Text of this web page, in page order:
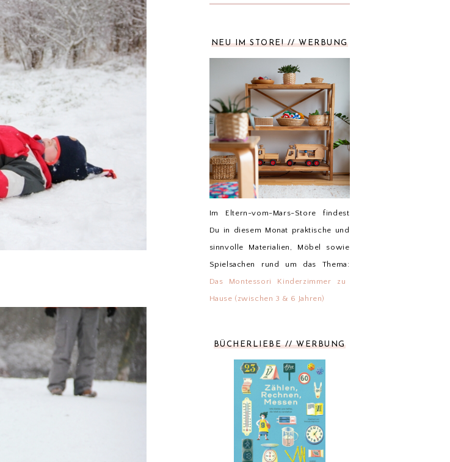
NEU IM STORE! // WERBUNG
Im Eltern-vom-Mars-Store findest
Du in diesem Monat praktische und
sinnvolle Materialien, Möbel sowie
Spielsachen rund um das Thema:
Das Montessori Kinderzimmer zu
Hause (zwischen 3 & 6 Jahren)
BÜCHERLIEBE // WERBUNG